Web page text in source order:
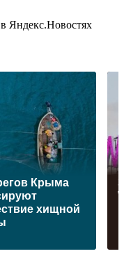
Яндекс.Новостях
Крыма
хищной